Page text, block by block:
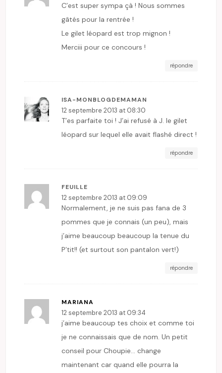
C’est super sympa çà ! Nous sommes
gâtés pour la rentrée !
Le gilet léopard est trop mignon !
Merciii pour ce concours !
répondre
ISA-MONBLOGDEMAMAN
12 septembre 2013 at 08:30
T’es parfaite toi ! J’ai refusé à J. le gilet
léopard sur lequel elle avait flashé direct !
répondre
FEUILLE
12 septembre 2013 at 09:09
Normalement, je ne suis pas fana de 3
pommes que je connais (un peu), mais
j’aime beaucoup beaucoup la tenue du
P’tit!! (et surtout son pantalon vert!)
répondre
MARIANA
12 septembre 2013 at 09:34
j’aime beaucoup tes choix et comme toi
je ne connaissais que de nom. Un petit
conseil pour Choupie… change
maintenant car quand elle pourra la